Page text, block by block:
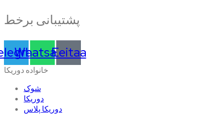
پشتیبانی برخط
Whatsapp
Eeitaa
خانواده دوریکا
شوک
دوریکا
دوریکا پلاس